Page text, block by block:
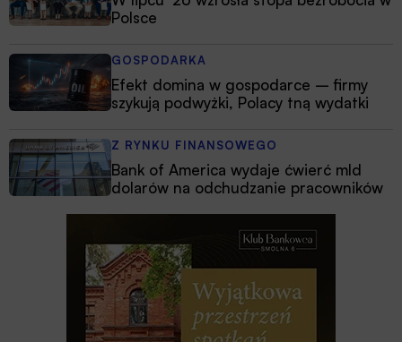
Polsce
GOSPODARKA
Efekt domina w gospodarce – firmy
szykują podwyżki, Polacy tną wydatki
Z RYNKU FINANSOWEGO
Bank of America wydaje ćwierć mld
dolarów na odchudzanie pracowników